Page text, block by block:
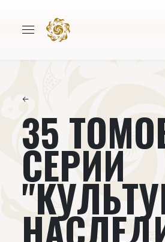
Авторы
Издательство
Проекты
Книги
←
35
СЕРИИ